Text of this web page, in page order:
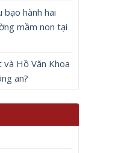
bạo hành hai
mầm non tại
và Hồ Văn Khoa
an?